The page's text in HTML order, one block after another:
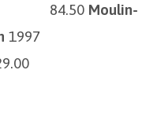
Moulin-
1997